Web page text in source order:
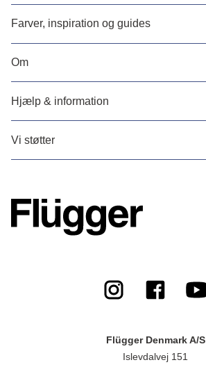
Farver, inspiration og guides
Om
Hjælp & information
Vi støtter
Flügger Denmark A/S
Islevdalvej 151